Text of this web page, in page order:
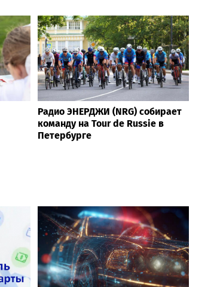
Радио ЭНЕРДЖИ (NRG) собирает
команду на Tour de Russie в
Петербурге